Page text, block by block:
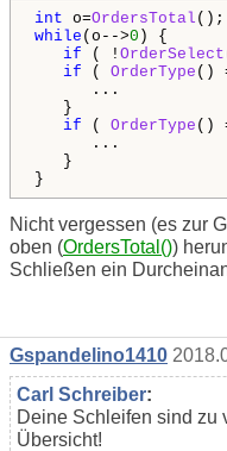
int o=OrdersTotal
while (o-->0 ) {
if ( ! OrderSelect
if ( OrderType ()
...
}
if ( OrderType ()
...
}
}
Nicht vergessen (es zur
oben (OrdersTotal())
Schließen ein
Gspandelino1410
Carl Schreiber:
Deine Schleifen sind zu
Übersicht!